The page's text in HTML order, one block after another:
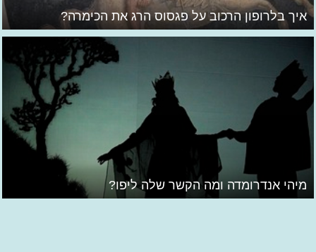
איך בלרופון הרכוב על פגסוס הרג את הכימרה?
מיהי אנדרומדה ומה הקשר שלה ליפו?